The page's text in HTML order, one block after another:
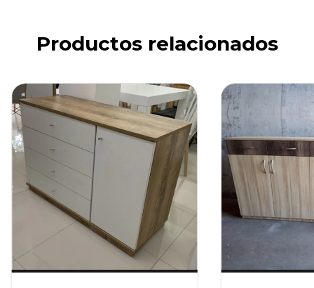
Productos relacionados